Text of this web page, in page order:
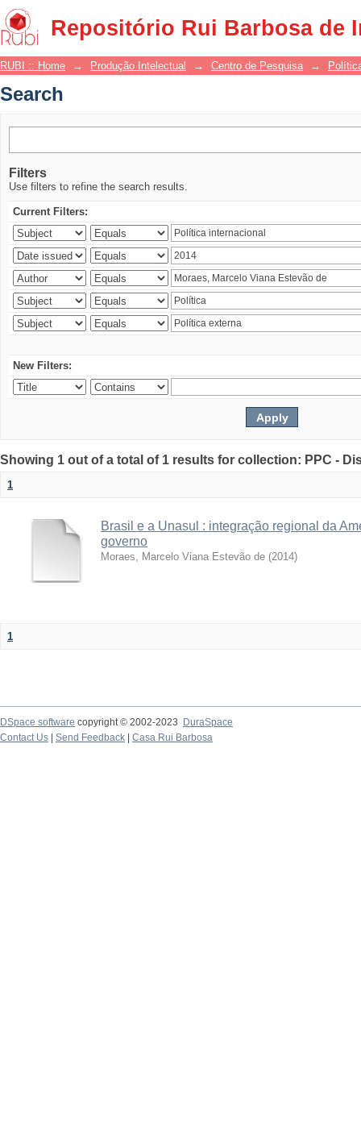
Repositório Rui Barbosa de
Search
RUBI :: Home → Produção Intelectual → Centro de Pesquisa →
Search
Filters
Use filters to refine the search results.
Current Filters:
New Filters:
Showing 1 out of a total of 1 results for collection: PPC -
1
Brasil e a Unasul : integração regional da
governo
Moraes, Marcelo Viana Estevão de (2014)
1
DSpace software copyright © 2002-2023
DuraSpace
Contact Us
Send Feedback Casa Rui Barbosa